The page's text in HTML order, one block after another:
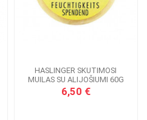
HASLINGER SKUTIMOSI
MUILAS SU ALIJOŠIUMI 60G
6,50 €